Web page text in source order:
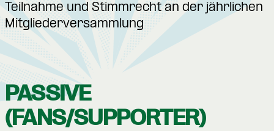
Teilnahme und Stimmrecht an der jährlichen
Mitgliederversammlung
PASSIVE
(FANS/SUPPORTER)